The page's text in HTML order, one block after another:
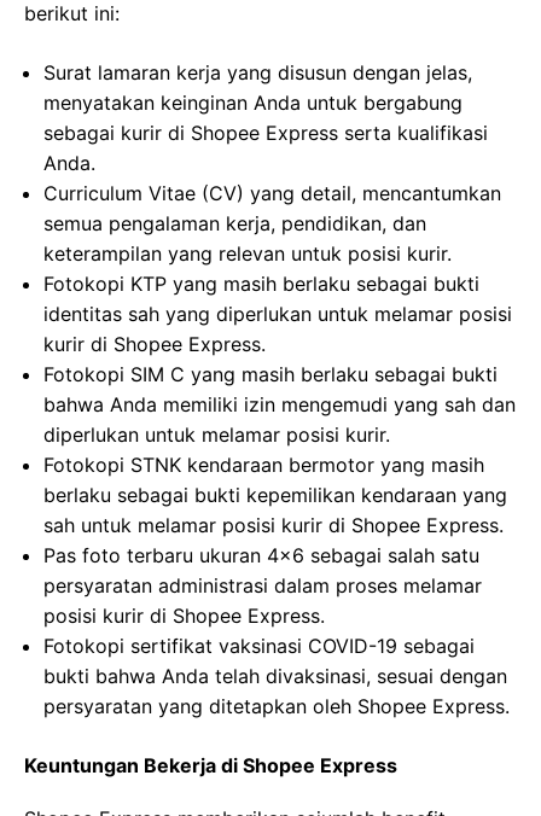
berikut ini:
Surat lamaran kerja yang disusun dengan jelas,
menyatakan keinginan Anda untuk bergabung
sebagai kurir di Shopee Express serta kualifikasi
Anda.
Curriculum Vitae (CV) yang detail, mencantumkan
semua pengalaman kerja, pendidikan, dan
keterampilan yang relevan untuk posisi kurir.
Fotokopi KTP yang masih berlaku sebagai bukti
identitas sah yang diperlukan untuk melamar posisi
kurir di Shopee Express.
Fotokopi SIM C yang masih berlaku sebagai bukti
bahwa Anda memiliki izin mengemudi yang sah dan
diperlukan untuk melamar posisi kurir.
Fotokopi STNK kendaraan bermotor yang masih
berlaku sebagai bukti kepemilikan kendaraan yang
sah untuk melamar posisi kurir di Shopee Express.
Pas foto terbaru ukuran 4×6 sebagai salah satu
persyaratan administrasi dalam proses melamar
posisi kurir di Shopee Express.
Fotokopi sertifikat vaksinasi COVID-19 sebagai
bukti bahwa Anda telah divaksinasi, sesuai dengan
persyaratan yang ditetapkan oleh Shopee Express.
Keuntungan Bekerja di Shopee Express